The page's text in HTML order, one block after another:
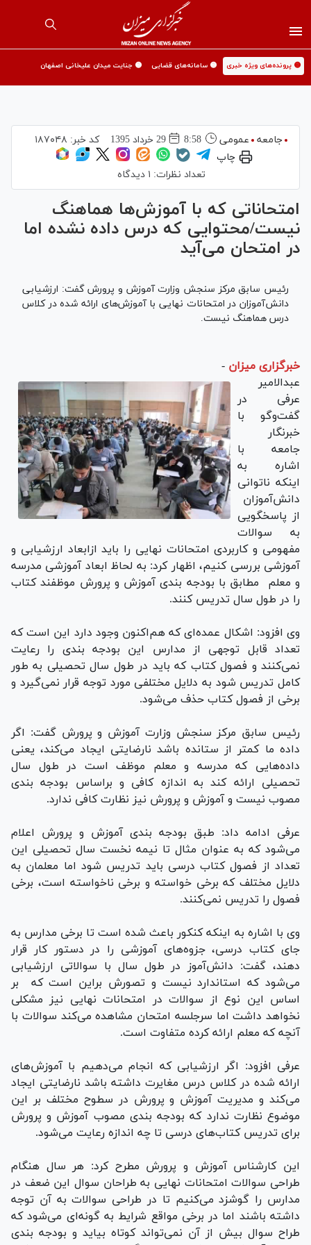
🟡 پرونده‌های ویژه خبری 🟡 سامانه‌های قضایی 🟡 جنایت میدان علیخانی اصفهان
جامعه عمومی 8:58 29 خرداد 1395 کد خبر: ۱۸۷۰۴۸
چاپ
تعداد نظرات: ۱ دیدگاه
امتحاناتی که با آموزش‌ها هماهنگ
نیست/محتوایی که درس داده نشده اما
در امتحان می‌آید
رئیس سابق مرکز سنجش وزارت آموزش و پرورش گفت:‌ ارزشیابی
دانش‌آموزان در امتحانات نهایی با آموزش‌های ارائه شده در کلاس
درس هماهنگ نیست.
خبرگزاری میزان -
عبدالامیر
عرفی در
گفت‌وگو با
خبرنگار
جامعه با
اشاره به
اینکه ناتوانی
دانش‌آموزان
از پاسخگویی
به سوالات
مفهومی و کاربردی امتحانات نهایی را باید ازابعاد ارزشیابی و
آموزشی بررسی کنیم،‌ اظهار کرد:‌ به لحاظ ابعاد آموزشی مدرسه
و معلم مطابق با بودجه بندی آموزش و پرورش موظفند کتاب
را در طول سال تدریس کنند.
وی افزود: اشکال عمده‌ای که هم‌اکنون وجود دارد این است که
تعداد قابل توجهی از مدارس این بودجه بندی را رعایت
نمی‌کنند و فصول کتاب که باید در طول سال تحصیلی به طور
کامل تدریس شود به دلایل مختلفی مورد توجه قرار نمی‌گیرد و
برخی از فصول کتاب حذف می‌شود.
رئیس سابق مرکز سنجش وزارت آموزش و پرورش گفت:‌ اگر
داده ما کمتر از ستانده باشد نارضایتی ایجاد می‌کند، یعنی
داده‌هایی که مدرسه و معلم موظف است در طول سال
تحصیلی ارائه کند به اندازه کافی و براساس بودجه بندی
مصوب نیست و آموزش و پرورش نیز نظارت کافی ندارد.
عرفی ادامه داد:‌ طبق بودجه بندی آموزش و پرورش اعلام
می‌شود که به عنوان مثال تا نیمه نخست سال تحصیلی این
تعداد از فصول کتاب درسی باید تدریس شود اما معلمان به
دلایل مختلف که برخی خواسته و برخی ناخواسته است، برخی
فصول را تدریس نمی‌کنند.
وی با اشاره به اینکه کنکور باعث شده است تا برخی مدارس به
جای کتاب درسی، جزوه‌های آموزشی را در دستور کار قرار
دهند، گفت:‌ دانش‌آموز در طول سال با سوالاتی ارزشیابی
می‌شود که استاندارد نیست و تصورش براین است که بر
اساس این نوع از سوالات در امتحانات نهایی نیز مشکلی
نخواهد داشت اما سرجلسه امتحان مشاهده می‌کند سوالات با
آنچه که معلم ارائه کرده متفاوت است.
عرفی افزود:‌ اگر ارزشیابی که انجام می‌دهیم با آموزش‌های
ارائه شده در کلاس درس مغایرت داشته باشد نارضایتی ایجاد
می‌کند و مدیریت‌ آموزش و پرورش در سطوح مختلف بر این
موضوع نظارت ندارد که بودجه بندی مصوب آموزش و پرورش
برای تدریس کتاب‌های درسی تا چه اندازه رعایت می‌شود.
این کارشناس آموزش و پرورش مطرح کرد:‌ هر سال هنگام
طراحی سوالات امتحانات نهایی به طراحان سوال این ضعف در
مدارس را گوشزد می‌کنیم تا در طراحی سوالات به آن توجه
داشته باشند اما در برخی مواقع شرایط به گونه‌ای می‌شود که
طراح سوال بیش از آن نمی‌تواند کوتاه بیاید و بودجه بندی